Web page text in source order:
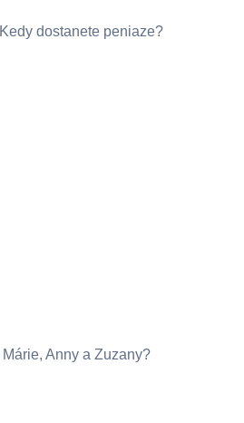
dostanete peniaze?
Anny a Zuzany?